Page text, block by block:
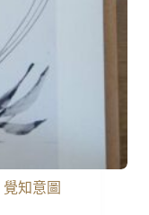
覺知意圖